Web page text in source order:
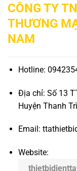
CÔNG TY
THƯƠNG
NAM
Hotline:
Địa chỉ: Số 13
Huyện Thanh
Email:
Website: